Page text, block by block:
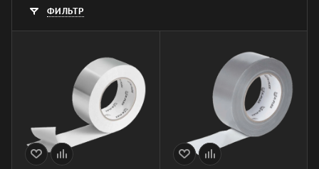
ФИЛЬТР